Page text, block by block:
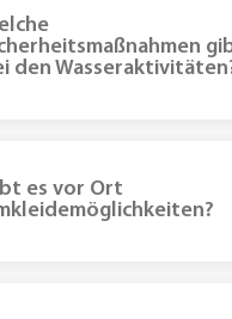
den
es vor Ort